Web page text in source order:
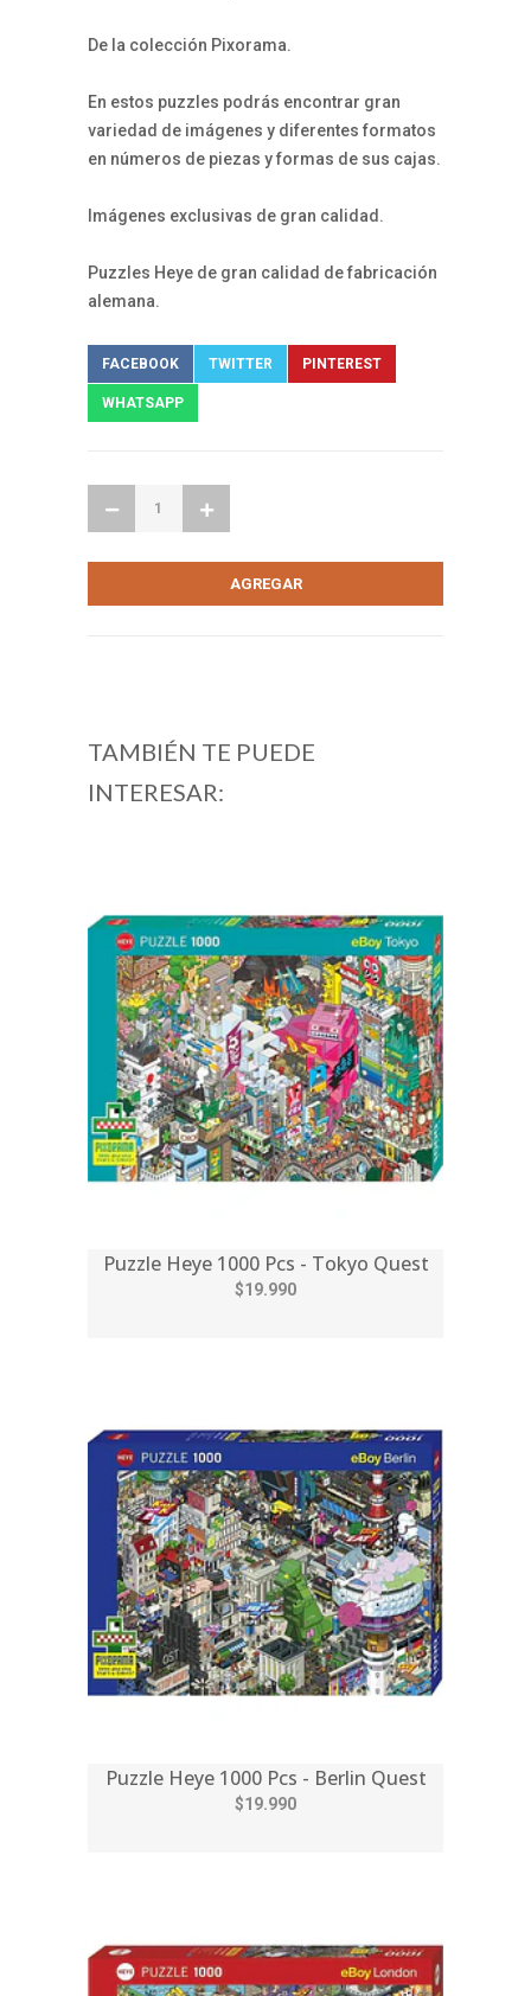
De la colección Pixorama.
En estos puzzles podrás encontrar gran
variedad de imágenes y diferentes formatos
en números de piezas y formas de sus cajas.
Imágenes exclusivas de gran calidad.
Puzzles Heye de gran calidad de fabricación
alemana.
FACEBOOK TWITTER PINTEREST
WHATSAPP
TAMBIÉN TE PUEDE
INTERESAR:
Puzzle Heye 1000 Pcs - Tokyo Quest
$19.990
Puzzle Heye 1000 Pcs - Berlin Quest
$19.990